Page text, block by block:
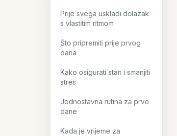
Prije svega uskladi dolazak
s vlastitim ritmom
Što pripremiti prije prvog
dana
Kako osigurati stan i smanjiti
stres
Jednostavna rutina za prve
dane
Kada je vrijeme za